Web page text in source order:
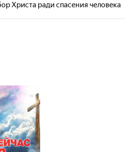
Христа ради спасения человека
о поиске божественного в мире
наш духовный опыт?
от трансцендентности до